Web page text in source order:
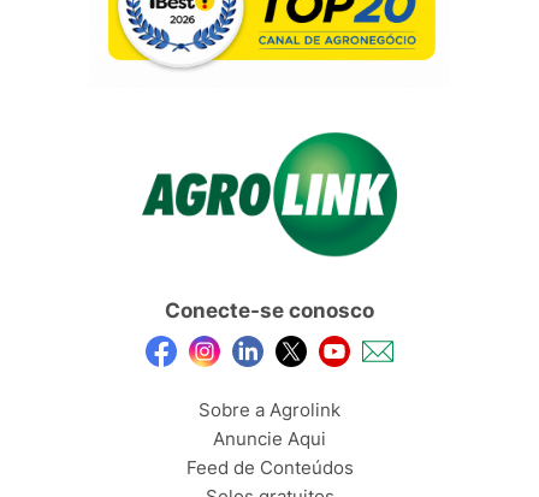
Conecte-se conosco
Sobre a Agrolink
Anuncie Aqui
Feed de Conteúdos